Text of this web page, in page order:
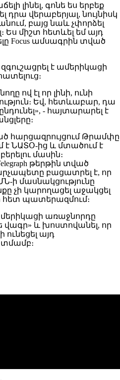
լինել, գոնե ես երբեք
դրա վերաբերյալ, նույնիսկ
բայց նաև չփորձել
Ես միշտ հետևել եմ այդ
Focus ամսագրին տված
է ամերիկացի
ով էլ որ լինի, ունի
Եվ, հետևաբար, դա
- հայտարարել է
հարցազրույցում Թրամփը
է ՆԱՏՕ-ից և մտածում է
մասին։
թերթին տված
բացատրել է, որ
ի մասնակցությունը
չի կարողացել աջակցել
պատերազմում։
առաջնորդը
վագր» և խոստովանել, որ
այդ